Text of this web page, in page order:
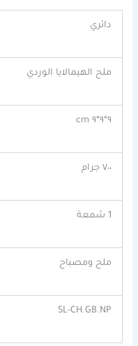
دائري
ملح الهيمالايا الوردي
٩*٩*٩ cm
٧٠٠ جرام
1 شمعة
ملح ومصباح
SL-CH.GB.NP